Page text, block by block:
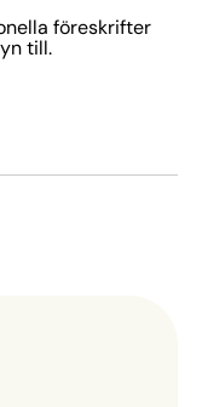
föreskrifter
till.